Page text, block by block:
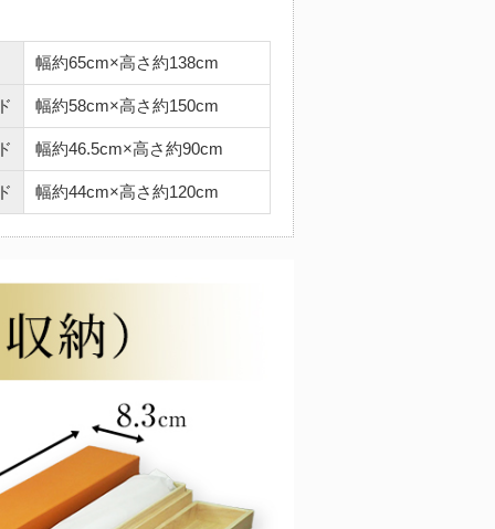
幅約65cm×高さ約138cm
幅約58cm×高さ約150cm
幅約46.5cm×高さ約90cm
幅約44cm×高さ約120cm